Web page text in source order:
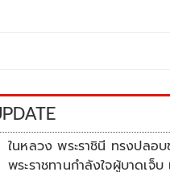
k
ในหลวง พระราชินี ทรงปลอ
พระราชทานกำลังใจผู้บาดเจ็